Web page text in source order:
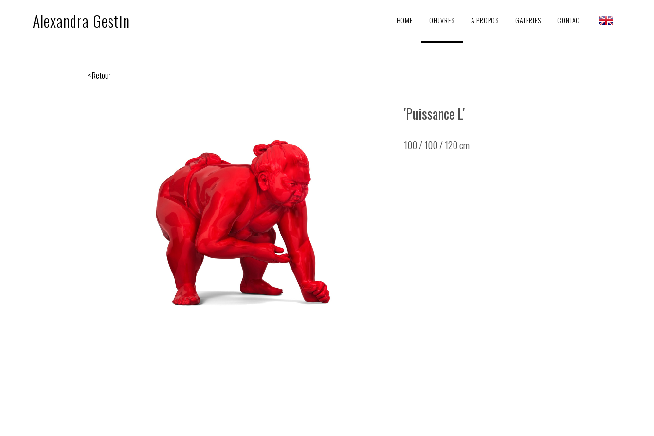
Alexandra Gestin CONTACT
GALERIES
A PROPOS
OEUVRES
HOME
< Retour
'Puissance L'
100 / 100 / 120 cm